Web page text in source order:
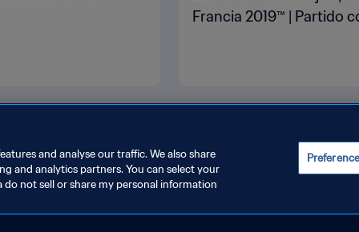
Francia 2019™ | Partido
LA CONFIGURACIÓN DE LAS COOKIES
and analyse our traffic. We also share
and analytics partners. You can select your
not sell or share my personal information